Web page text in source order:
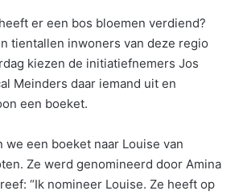
er een bos bloemen verdiend?
tientallen inwoners van deze regio
kiezen de initiatiefnemers Jos
Meinders daar iemand uit en
een boeket.
we een boeket naar Louise van
Ze werd genomineerd door Amina
“Ik nomineer Louise. Ze heeft op